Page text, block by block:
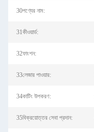
30পণ্যের নাম:
31কীওয়ার্ড:
32ফাংশন:
33লেজার পাওয়ার:
34কাটিং উপকরণ:
35বিক্রয়োত্তর সেবা প্রদান: